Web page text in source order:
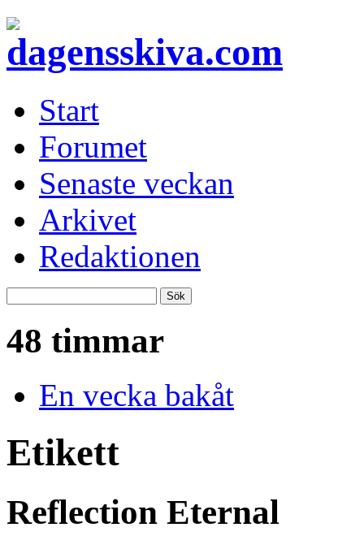
Start
Forumet
Senaste veckan
Arkivet
Redaktionen
48 timmar
En vecka bakåt
Etikett
Reflection Eternal